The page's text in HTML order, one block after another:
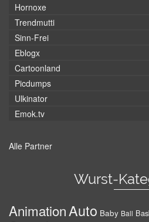
Hornoxe
Trendmutti
Sinn-Frei
Eblogx
Cartoonland
Picdumps
Ulkinator
Emok.tv
Alle Partner
Wurst-
AnimationAuto Baby Ball